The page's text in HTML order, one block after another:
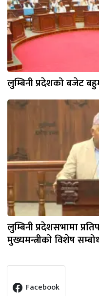
लुम्बिनी प्रदेशको बजेट
लुम्बिनी प्रदेशसभामा
मुख्यमन्त्रीको विशेष
Facebook